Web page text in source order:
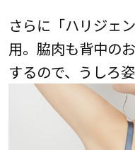
さらに「ハリジェ
用。脇肉も背中の
するので、うしろ